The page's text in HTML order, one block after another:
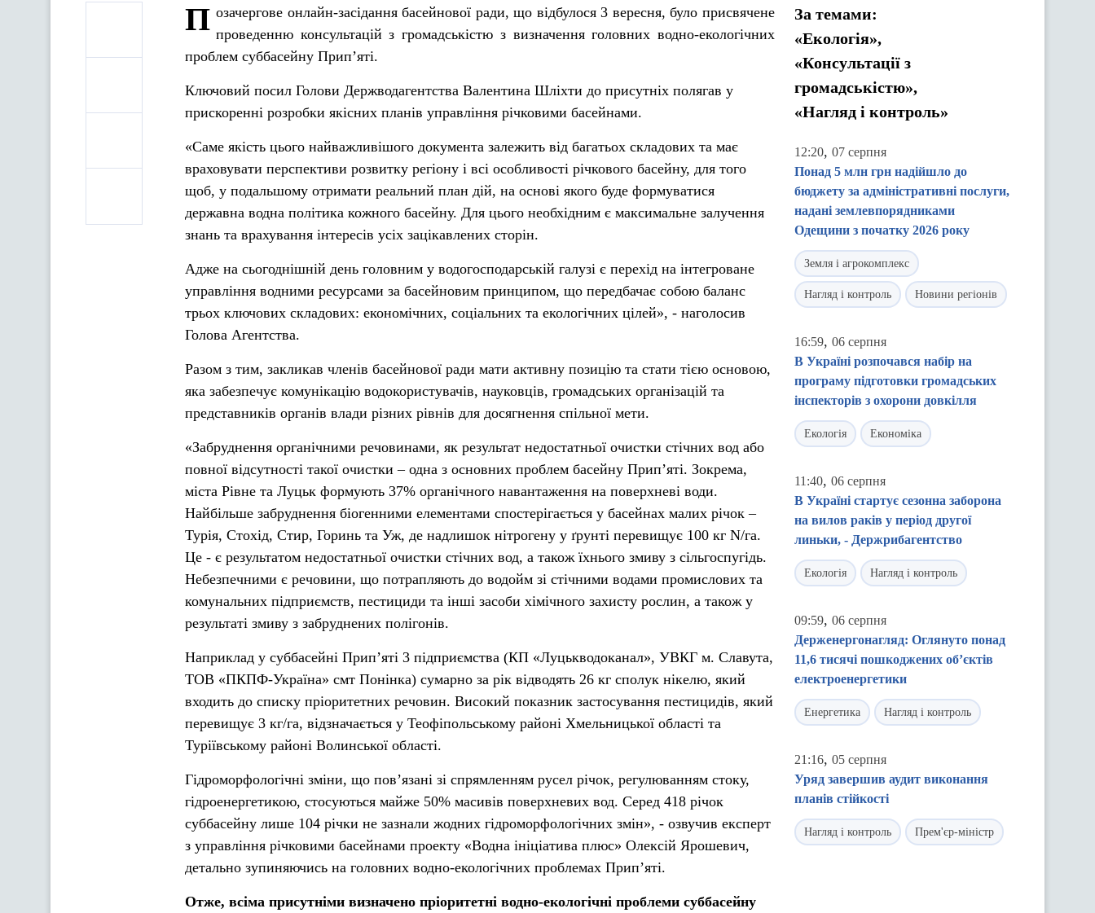
П озачергове онлайн-засідання басейнової ради, що відбулося 3 вересня, було присвячене
проведенню консультацій з громадськістю з визначення головних водно-екологічних
проблем суббасейну Прип’яті.
Ключовий посил Голови Держводагентства Валентина Шліхти до присутніх полягав у
прискоренні розробки якісних планів управління річковими басейнами.
«Саме якість цього найважливішого документа залежить від багатьох складових та має
враховувати перспективи розвитку регіону і всі особливості річкового басейну, для того
щоб, у подальшому отримати реальний план дій, на основі якого буде формуватися
державна водна політика кожного басейну. Для цього необхідним є максимальне залучення
знань та врахування інтересів усіх зацікавлених сторін.
Адже на сьогоднішній день головним у водогосподарській галузі є перехід на інтегроване
управління водними ресурсами за басейновим принципом, що передбачає собою баланс
трьох ключових складових: економічних, соціальних та екологічних цілей», - наголосив
Голова Агентства.
Разом з тим, закликав членів басейнової ради мати активну позицію та стати тією основою,
яка забезпечує комунікацію водокористувачів, науковців, громадських організацій та
представників органів влади різних рівнів для досягнення спільної мети.
«Забруднення органічними речовинами, як результат недостатньої очистки стічних вод або
повної відсутності такої очистки – одна з основних проблем басейну Прип’яті. Зокрема,
міста Рівне та Луцьк формують 37% органічного навантаження на поверхневі води.
Найбільше забруднення біогенними елементами спостерігається у басейнах малих річок –
Турія, Стохід, Стир, Горинь та Уж, де надлишок нітрогену у ґрунті перевищує 100 кг N/га.
Це - є результатом недостатньої очистки стічних вод, а також їхнього змиву з сільгоспугідь.
Небезпечними є речовини, що потрапляють до водойм зі стічними водами промислових та
комунальних підприємств, пестициди та інші засоби хімічного захисту рослин, а також у
результаті змиву з забруднених полігонів.
Наприклад у суббасейні Прип’яті 3 підприємства (КП «Луцькводоканал», УВКГ м. Славута,
ТОВ «ПКПФ-Україна» смт Понінка) сумарно за рік відводять 26 кг сполук нікелю, який
входить до списку пріоритетних речовин. Високий показник застосування пестицидів, який
перевищує 3 кг/га, відзначається у Теофіпольському районі Хмельницької області та
Туріївському районі Волинської області.
Гідроморфологічні зміни, що пов’язані зі спрямленням русел річок, регулюванням стоку,
гідроенергетикою, стосуються майже 50% масивів поверхневих вод. Серед 418 річок
суббасейну лише 104 річки не зазнали жодних гідроморфологічних змін», - озвучив експерт
з управління річковими басейнами проекту «Водна ініціатива плюс» Олексій Ярошевич,
детально зупиняючись на головних водно-екологічних проблемах Прип’яті.
Отже, всіма присутніми визначено пріоритетні водно-екологічні проблеми суббасейну
За темами:
«Екологія»,
«Консультації з
громадськістю»,
«Нагляд і контроль»
12:20, 07 серпня
Понад 5 млн грн надійшло до
бюджету за адміністративні послуги,
надані землевпорядниками
Одещини з початку 2026 року
Земля і агрокомплекс
Нагляд і контроль Новини регіонів
16:59, 06 серпня
В Україні розпочався набір на
програму підготовки громадських
інспекторів з охорони довкілля
Екологія Економіка
11:40, 06 серпня
В Україні стартує сезонна заборона
на вилов раків у період другої
линьки, - Держрибагентство
Екологія Нагляд і контроль
09:59, 06 серпня
Держенергонагляд: Оглянуто понад
11,6 тисячі пошкоджених об’єктів
електроенергетики
Енергетика Нагляд і контроль
21:16, 05 серпня
Уряд завершив аудит виконання
планів стійкості
Нагляд і контроль Прем'єр-міністр